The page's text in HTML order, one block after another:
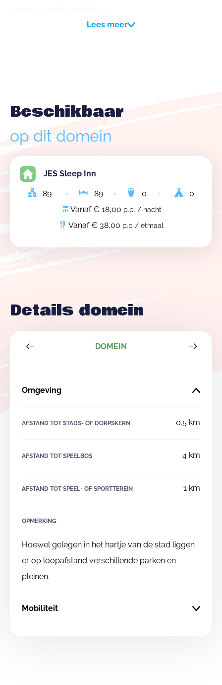
Ten slotte beschikken we voor Brussel over een unieke
Lees meer
Beschikbaar
op dit domein
JES Sleep Inn
89 89 0
0
Vanaf € 18,00 p.p. / nacht
Vanaf € 38,00 p.p / etmaal
Details domein
DOMEIN
Omgeving
AFSTAND TOT STADS- OF DORPSKERN 0.5 km
AFSTAND TOT SPEELBOS 4 km
AFSTAND TOT SPEEL- OF SPORTTEREIN 1 km
OPMERKING
Hoewel gelegen in het hartje van de stad liggen
er op loopafstand verschillende parken en
pleinen.
Mobiliteit